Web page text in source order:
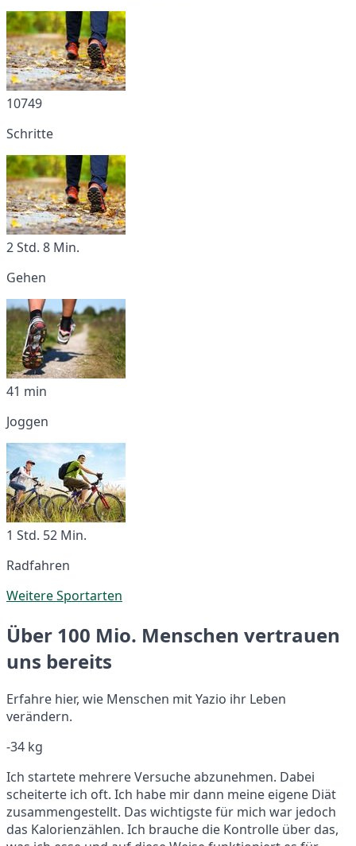
10749
Schritte
2 Std. 8 Min.
Gehen
41 min
Joggen
1 Std. 52 Min.
Radfahren
Weitere Sportarten
Über 100 Mio. Menschen vertrauen
uns bereits
Erfahre hier, wie Menschen mit Yazio ihr Leben
verändern.
-34 kg
Ich startete mehrere Versuche abzunehmen. Dabei
scheiterte ich oft. Ich habe mir dann meine eigene Diät
zusammengestellt. Das wichtigste für mich war jedoch
das Kalorienzählen. Ich brauche die Kontrolle über das,